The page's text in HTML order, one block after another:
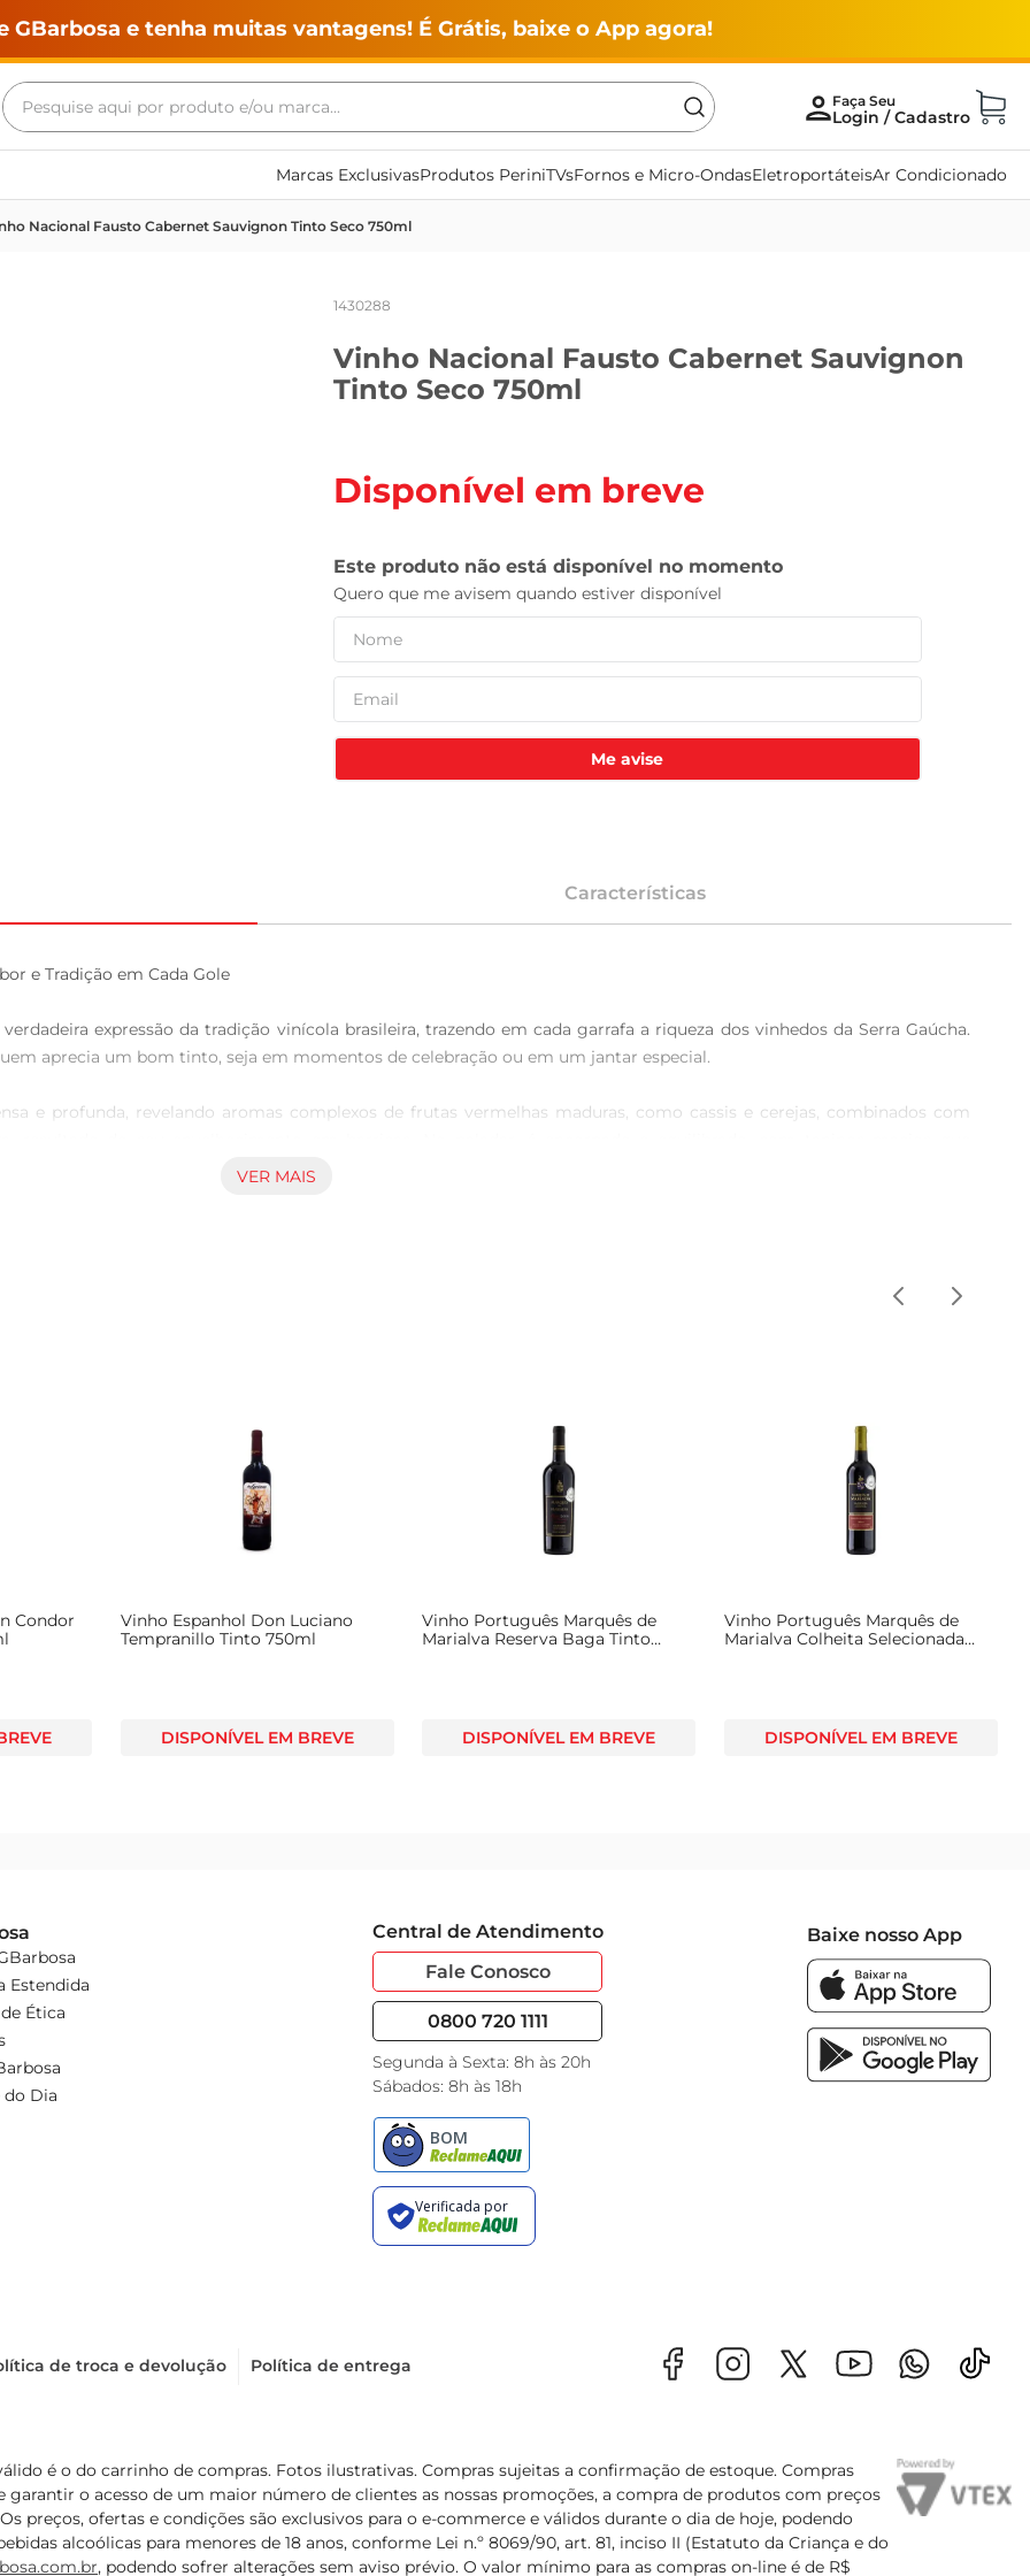
GBarbosa e tenha muitas vantagens! É Grátis, baixe o App agora!
Pesquise aqui por produto e/ou marca...
Marcas ExclusivasProdutos PeriniTVsFornos e Micro-OndasEletroportáteisAr Condicionado
Nacional Fausto Cabernet Sauvignon Tinto Seco 750ml
1430288
Vinho Nacional Fausto Cabernet Sauvignon
Tinto Seco 750ml
Disponível em breve
Me avise
Características
e Tradição em Cada Gole
expressão da tradição vinícola brasileira, trazendo em cada garrafa a riqueza dos vinhedos da Serra Gaúcha.
aprecia um bom tinto, seja em momentos de celebração ou em um jantar especial.
e profunda, revelando aromas complexos de frutas vermelhas maduras, como cassis e cerejas, combinados com
servilo a uma temperatura entre 16°C e 18°C. Decantar por cerca de 30 minutos antes de servir poderealçar
VER MAIS
Condor
Vinho Espanhol Don Luciano
Tempranillo Tinto 750ml
DISPONÍVEL EM BREVE
Vinho Português Marquês de
Marialva Reserva Baga Tinto
DISPONÍVEL EM BREVE
Vinho Português Marquês de
Marialva Colheita Selecionada
DISPONÍVEL EM BREVE
Estendida
Ética
do Dia
Central de Atendimento
Fale Conosco
0800 720 1111
Segunda à Sexta: 8h às 20h
Sábados: 8h às 18h
Baixe nosso App
de troca e devolução Política de entrega
é o do carrinho de compras. Fotos ilustrativas. Compras sujeitas a confirmação de estoque. Compras
garantir o acesso de um maior número de clientes as nossas promoções, a compra de produtos com preços
preços, ofertas e condições são exclusivos para o e-commerce e válidos durante o dia de hoje, podendo
alcoólicas para menores de 18 anos, conforme Lei n.º 8069/90, art. 81, inciso II (Estatuto da Criança e do
, podendo sofrer alterações sem aviso prévio. O valor mínimo para as compras on-line é de R$
Termos mais buscados
maquina lavar